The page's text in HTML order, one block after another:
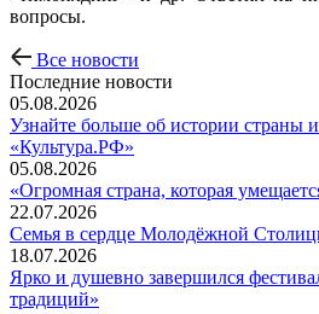
вопросы.
Все новости
Последние новости
05.08.2026
Узнайте больше об истории страны
«Культура.РФ»
05.08.2026
«Огромная страна, которая
22.07.2026
Семья в сердце Молодёжной
18.07.2026
Ярко и душевно завершился
традиций»